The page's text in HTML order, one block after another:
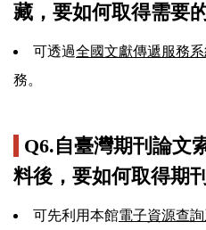
藏，要如何取得需要
可透過全國文獻傳遞服務
務。
Q6.自臺灣期刊論文
料後，要如何取得期
可先利用本館電子資源查